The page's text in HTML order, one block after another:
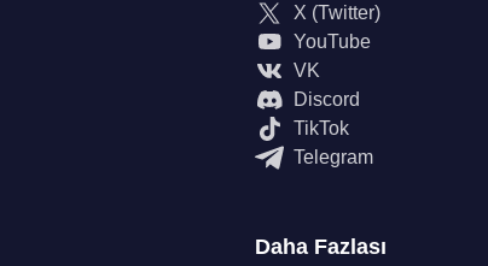
X (Twitter)
YouTube
VK
Discord
TikTok
Telegram
Daha Fazlası